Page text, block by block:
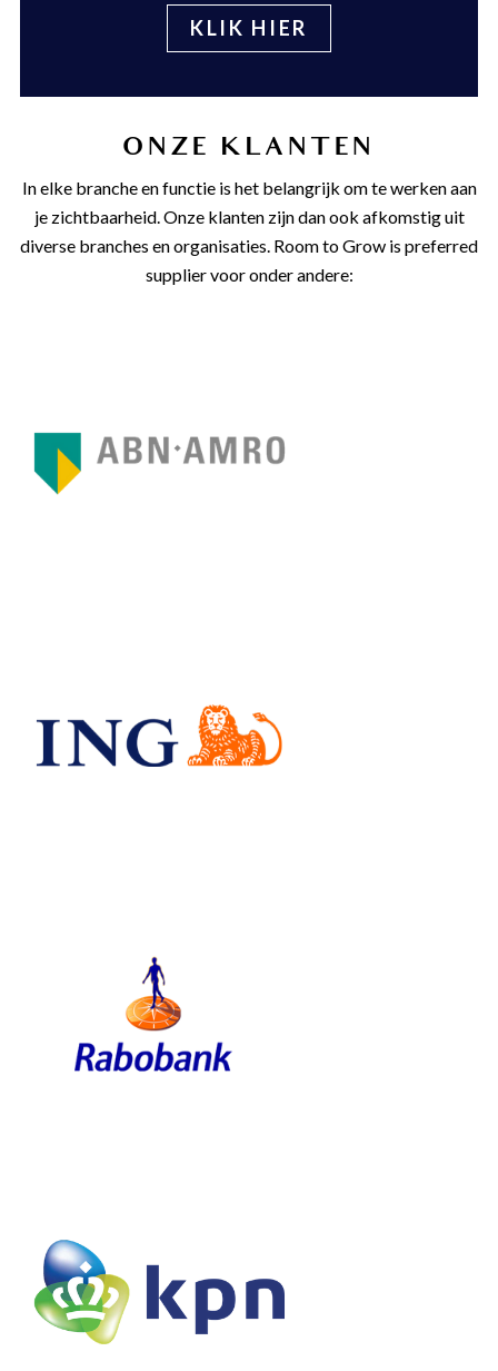
KLIK HIER
ONZE KLANTEN
In elke branche en functie is het belangrijk om te werken aan
je zichtbaarheid. Onze klanten zijn dan ook afkomstig uit
diverse branches en organisaties. Room to Grow is preferred
supplier voor onder andere: